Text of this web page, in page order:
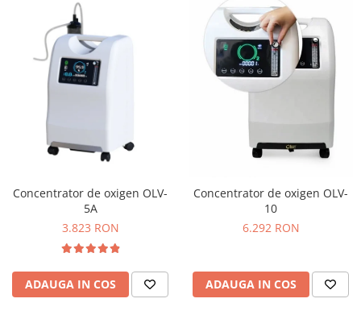
Concentrator de oxigen OLV-
5A
3.823 RON
ADAUGA IN COS
Concentrator de oxigen OLV-
10
6.292 RON
ADAUGA IN COS